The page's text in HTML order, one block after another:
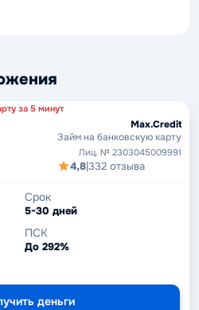
за 5 минут
Max.Credit
Займ на банковскую карту
Лиц. № 2303045009991
4,8|332 отзыва
Срок
5-30 дней
ПСК
До 292%
деньги